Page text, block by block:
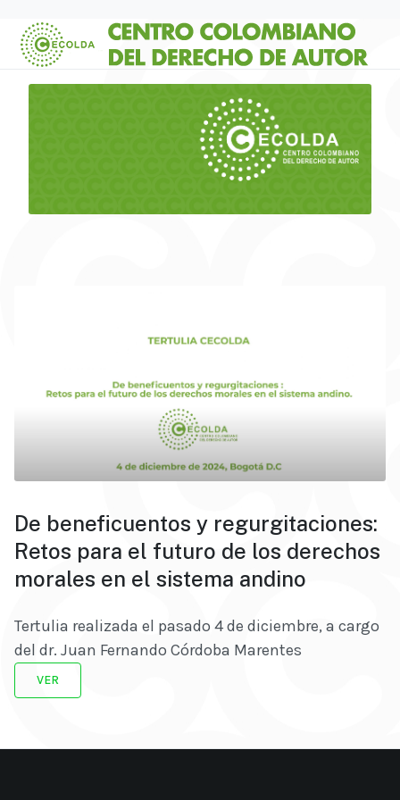
De beneficuentos y regurgitaciones:
Retos para el futuro de los derechos
morales en el sistema andino
Tertulia realizada el pasado 4 de diciembre, a cargo
del dr. Juan Fernando Córdoba Marentes
VER